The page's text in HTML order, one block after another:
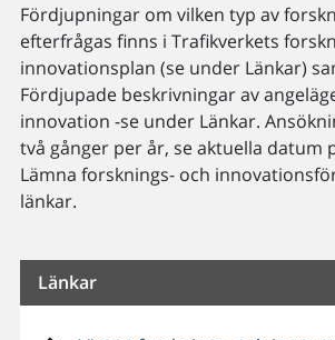
Fördjupningar om vilken typ av
efterfrågas finns i Trafikverkets
innovationsplan (se under Länkar)
Fördjupade beskrivningar av
innovation -se under Länkar.
två gånger per år, se aktuella datum
Lämna forsknings- och
länkar.
Länkar